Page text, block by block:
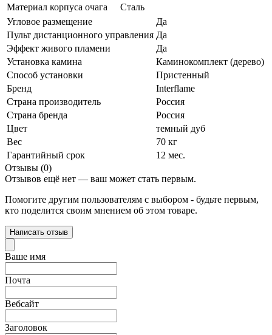
Материал корпуса очага
Сталь
Угловое размещение
Да
Пульт дистанционного управления Да
Эффект живого пламени
Да
Установка камина
Каминокомплект (дерево)
Способ установки
Пристенный
Бренд
Interflame
Страна производитель
Россия
Страна бренда
Россия
Цвет
темный дуб
Вес
70 кг
Гарантийный срок
12 мес.
Отзывы (0)
Отзывов ещё нет — ваш может стать первым.
Помогите другим пользователям с выбором - будьте первым,
кто поделится своим мнением об этом товаре.
Написать отзыв
Ваше имя
Почта
Вебсайт
Заголовок